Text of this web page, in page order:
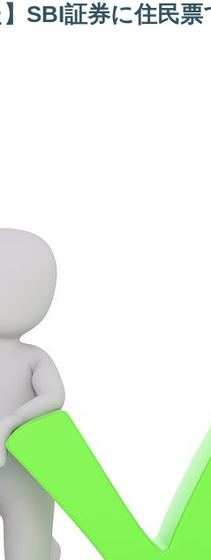
】SBI証券に住民